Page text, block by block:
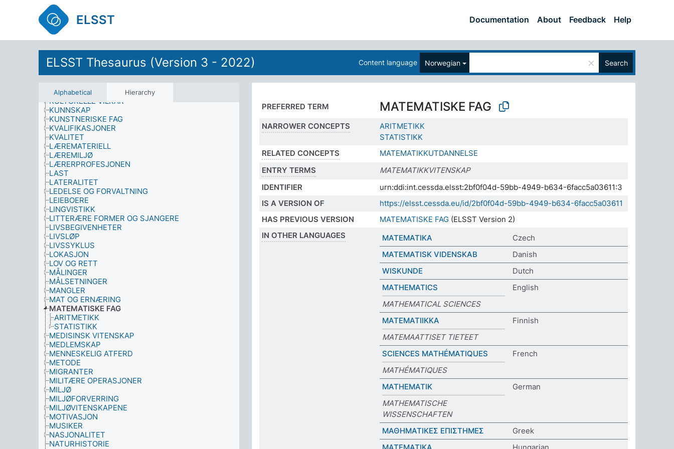
ELSST Documentation About Feedback Help
ELSST Thesaurus (Version 3 - 2022) Content language Norwegian × Search
Alphabetical Hierarchy
KONKURRANSER
KONTRAKTER OG AVTALER
KORRUPSJON
KRIG
KRIMINALITET OG SIKKERHET
KRIMINELT RULLEBLAD
KULTUR
KULTURELLE AKTIVITETER
KULTURELLE VILKÅR
KUNNSKAP
KUNSTNERISKE FAG
KVALIFIKASJONER
KVALITET
LÆREMATERIELL
LÆREMILJØ
LÆRERPROFESJONEN
LAST
LATERALITET
LEDELSE OG FORVALTNING
LEIEBOERE
LINGVISTIKK
LITTERÆRE FORMER OG SJANGERE
LIVSBEGIVENHETER
LIVSLØP
LIVSSYKLUS
LOKASJON
LOV OG RETT
MÅLINGER
MÅLSETNINGER
MANGLER
MAT OG ERNÆRING
MATEMATISKE FAG
ARITMETIKK
STATISTIKK
MEDISINSK VITENSKAP
MEDLEMSKAP
MENNESKELIG ATFERD
METODE
MIGRANTER
MILITÆRE OPERASJONER
MILJØ
MILJØFORVERRING
MILJØVITENSKAPENE
MOTIVASJON
MUSIKER
NASJONALITET
NATURHISTORIE
PREFERRED TERM MATEMATISKE FAG
NARROWER CONCEPTS
ARITMETIKK
STATISTIKK
RELATED CONCEPTS
MATEMATIKKUTDANNELSE
ENTRY TERMS
MATEMATIKKVITENSKAP
IDENTIFIER
urn:ddi:int.cessda.elsst:2bf0f04d-59bb-4949-b634-6facc5a03611:3
IS A VERSION OF
https://elsst.cessda.eu/id/2bf0f04d-59bb-4949-b634-6facc5a03611
HAS PREVIOUS VERSION
MATEMATISKE FAG (ELSST Version 2)
IN OTHER LANGUAGES
MATEMATIKA
Czech
MATEMATISK VIDENSKAB
Danish
WISKUNDE
Dutch
MATHEMATICS
English
MATHEMATICAL SCIENCES
MATEMATIIKKA
Finnish
MATEMAATTISET TIETEET
SCIENCES MATHÉMATIQUES
French
MATHÉMATIQUES
MATHEMATIK
German
MATHEMATISCHE
WISSENSCHAFTEN
ΜΑΘΗΜΑΤΙΚΕΣ ΕΠΙΣΤΗΜΕΣ
Greek